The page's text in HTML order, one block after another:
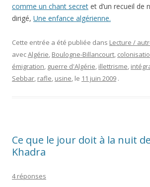
comme un chant secret et d’un recueil de
dirigé, Une enfance algérienne.
Cette entrée a été publiée dans Lecture /
avecAlgérie, Boulogne-Billancourt,
émigration, guerre d'Algérie, illettrisme,
Sebbar, rafle, usine, le 11 juin 2009 .
Ce que le jour doit à la nuit
Khadra
4 réponses